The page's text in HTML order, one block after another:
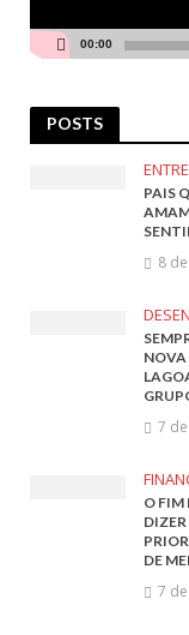
00:00
POSTS
PAIS
8
NOVA
7
O FIM
DE
7